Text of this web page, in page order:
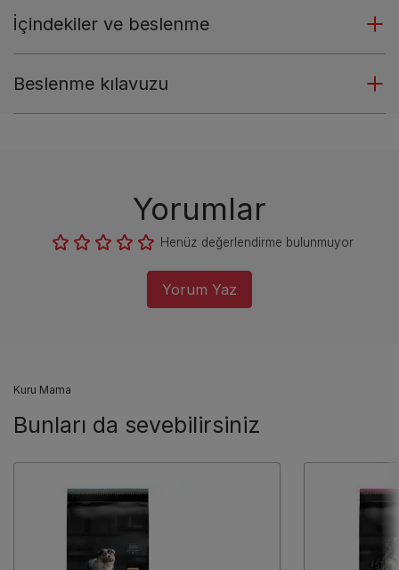
İçindekiler ve beslenme
Beslenme kılavuzu
Yorumlar
Henüz değerlendirme bulunmuyor
Yorum Yaz
Kuru Mama
Bunları da sevebilirsiniz